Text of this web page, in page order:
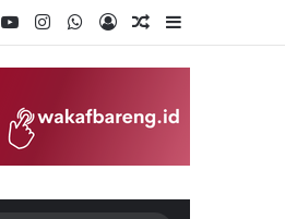
YouTubeInstagramWhatsApp
Log InRandom Article
Sidebar